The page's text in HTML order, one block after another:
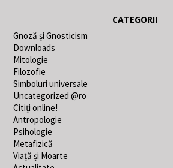
CATEGORII
Gnoză și Gnosticism
Downloads
Mitologie
Filozofie
Simboluri universale
Uncategorized @ro
Citiți online!
Antropologie
Psihologie
Metafizică
Viață și Moarte